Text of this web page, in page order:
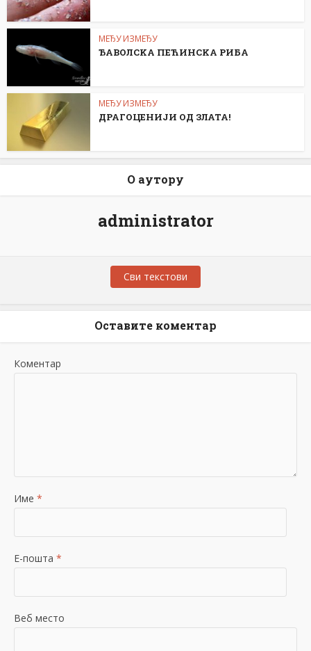
МЕЂУ ИЗМЕЂУ
ЂАВОЛСKА ПЕЋИНСKА РИБА
МЕЂУ ИЗМЕЂУ
ДРАГОЦЕНИЈИ ОД ЗЛАТА!
О аутору
administrator
Сви текстови
Оставите коментар
Коментар
Име *
Е-пошта *
Веб место